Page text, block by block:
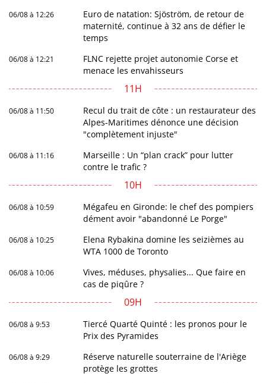
06/08 à 12:26
Euro de natation: Sjöström, de retour de
maternité, continue à 32 ans de défier le
temps
06/08 à 12:21
FLNC rejette projet autonomie Corse et
menace les envahisseurs
11H
06/08 à 11:50
Recul du trait de côte : un restaurateur des
Alpes-Maritimes dénonce une décision
"complètement injuste"
06/08 à 11:16
Marseille : Un “plan crack” pour lutter
contre le trafic ?
10H
06/08 à 10:59
Mégafeu en Gironde: le chef des pompiers
dément avoir "abandonné Le Porge"
06/08 à 10:25
Elena Rybakina domine les seizièmes au
WTA 1000 de Toronto
06/08 à 10:06
Vives, méduses, physalies... Que faire en
cas de piqûre ?
09H
06/08 à 9:53
Tiercé Quarté Quinté : les pronos pour le
Prix des Pyramides
06/08 à 9:29
Réserve naturelle souterraine de l'Ariège
protège les grottes